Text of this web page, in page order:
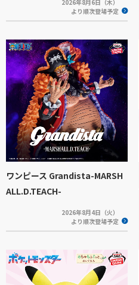
2026年8月6日（木）
より順次登場予定
ワンピース Grandista-MARSH
ALL.D.TEACH-
2026年8月4日（火）
より順次登場予定